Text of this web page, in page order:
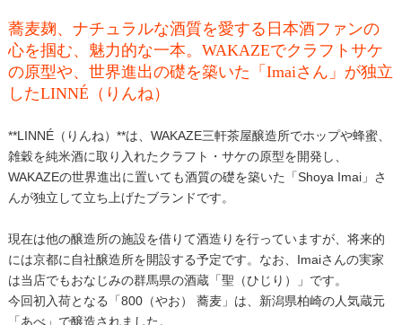
蕎麦麹、ナチュラルな酒質を愛する日本酒ファンの
心を掴む、魅力的な一本。WAKAZEでクラフトサケ
の原型や、世界進出の礎を築いた「Imaiさん」が独立
したLINNÉ（りんね）
**LINNÉ（りんね）**は、WAKAZE三軒茶屋醸造所でホップや蜂蜜、
雑穀を純米酒に取り入れたクラフト・サケの原型を開発し、
WAKAZEの世界進出に置いても酒質の礎を築いた「Shoya Imai」さ
んが独立して立ち上げたブランドです。
現在は他の醸造所の施設を借りて酒造りを行っていますが、将来的
には京都に自社醸造所を開設する予定です。なお、Imaiさんの実家
は当店でもおなじみの群馬県の酒蔵「聖（ひじり）」です。
今回初入荷となる「800（やお） 蕎麦」は、新潟県柏崎の人気蔵元
「あべ」で醸造されました。